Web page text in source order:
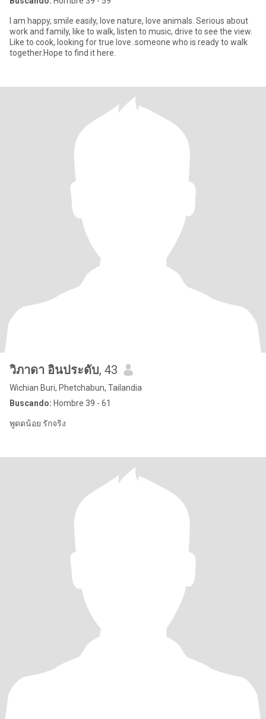
I am happy, smile easily, love nature, love animals. Serious about
work and family, like to walk, listen to music, drive to see the view.
Like to cook, looking for true love..someone who is ready to walk
together.Hope to find it here.
วิภาดา อินประดับ, 43
Wichian Buri, Phetchabun, Tailandia
Buscando: Hombre 39 - 61
พูดดน้อย รักจริง